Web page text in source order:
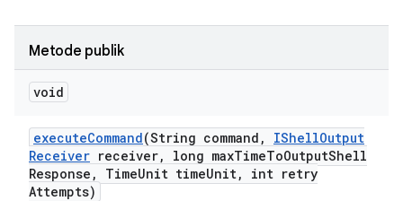
Metode publik
void
executeCommand(String command , IShellOutput
Receiver receiver, long maxTimeToOutputShell
Response , TimeUnit timeUnit,
int retry
Attempts)